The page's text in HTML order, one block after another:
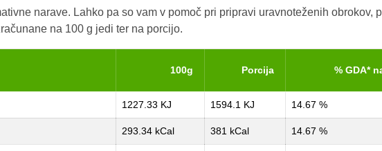
narave. Lahko pa so vam v pomoč pri pripravi uravnoteženih obrokov,
na 100 g jedi ter na porcijo.
100g Porcija % GDA*
1227.33 KJ 1594.1 KJ 14.67 %
293.34 kCal 381 kCal 14.67 %